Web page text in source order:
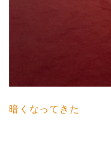
暗くなってきた